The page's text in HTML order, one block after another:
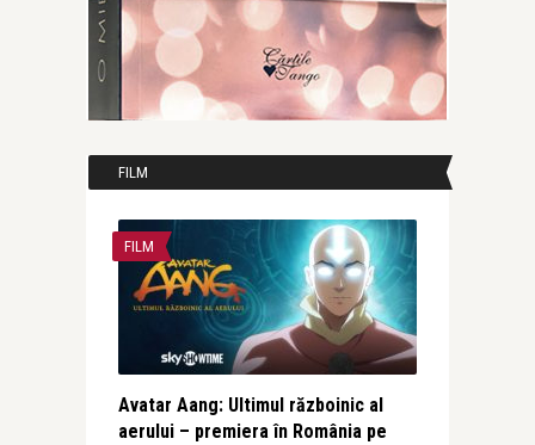
FILM
FILM
Avatar Aang: Ultimul războinic al
aerului – premiera în România pe